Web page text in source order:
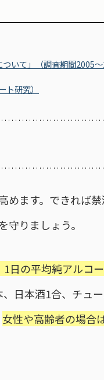
ついて」（調査期間2005
研究）
めます。できれば
守りましょう。
の平均純アルコー
日本酒1合、チュ
女性や高齢者の場合